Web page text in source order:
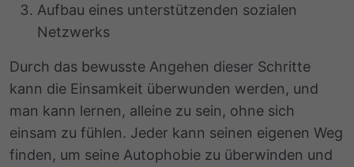
Aufbau eines unterstützenden sozialen
Netzwerks
Durch das bewusste Angehen dieser Schritte
kann die Einsamkeit überwunden werden, und
man kann lernen, alleine zu sein, ohne sich
einsam zu fühlen. Jeder kann seinen eigenen Weg
finden, um seine Autophobie zu überwinden und